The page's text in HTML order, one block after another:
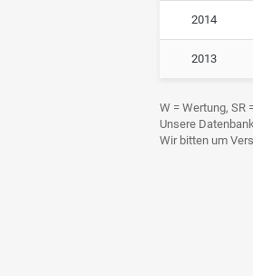
2014
2013
W = Wertung, SR
Unsere
Wir bitten um